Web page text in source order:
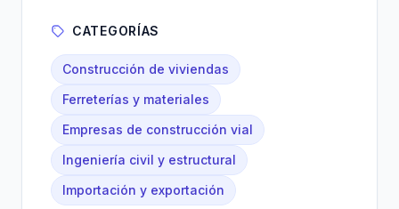
CATEGORÍAS
Construcción de viviendas
Ferreterías y materiales
Empresas de construcción vial
Ingeniería civil y estructural
Importación y exportación